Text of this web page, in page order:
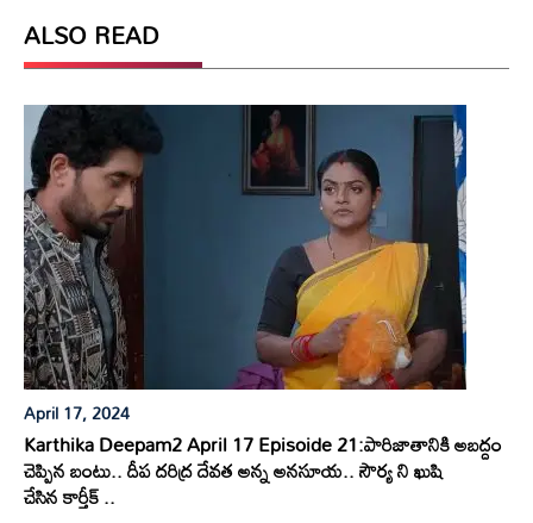
ALSO READ
April 17, 2024
Karthika Deepam2 April 17 Episoide 21:పారిజాతానికి అబద్దం
చెప్పిన బంటు.. దీప దరిద్ర దేవత అన్న అనసూయ.. సౌర్య ని ఖుషి
చేసిన కార్తీక్ ..